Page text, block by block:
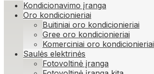
Kondicionavimo įranga
Oro kondicionieriai
Buitiniai oro kondicionieriai
Gree oro kondicionieriai
Komerciniai oro kondicionieriai
Saulės elektrinės
Fotovoltinė įranga